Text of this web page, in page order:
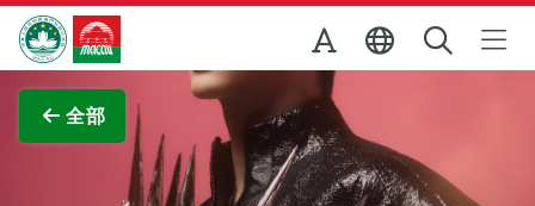
跳至主内容
澳門特別行政區政府旅遊局
全部
查看原圖